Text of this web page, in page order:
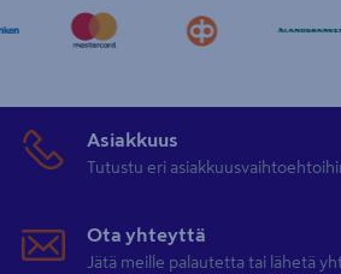
Asiakkuus
Tutustu eri
Ota yhteyttä
Jätä meille palautetta tai lähetä